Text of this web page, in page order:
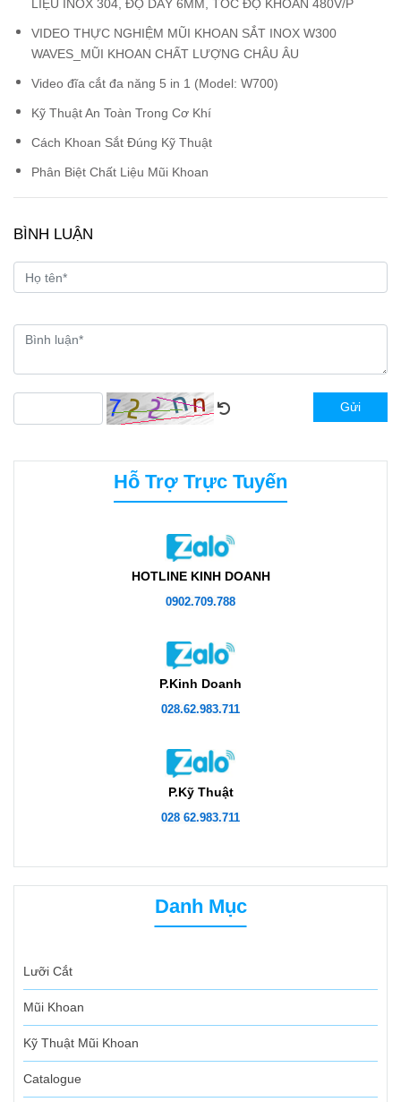
LIỆU INOX 304, ĐỘ DÀY 6MM, TỐC ĐỘ KHOAN 480V/P
VIDEO THỰC NGHIỆM MŨI KHOAN SẮT INOX W300
WAVES_MŨI KHOAN CHẤT LƯỢNG CHÂU ÂU
Video đĩa cắt đa năng 5 in 1 (Model: W700)
Kỹ Thuật An Toàn Trong Cơ Khí
Cách Khoan Sắt Đúng Kỹ Thuật
Phân Biệt Chất Liệu Mũi Khoan
BÌNH LUẬN
Gửi
Hỗ Trợ Trực Tuyến
HOTLINE KINH DOANH
0902.709.788
P.Kinh Doanh
028.62.983.711
P.Kỹ Thuật
028 62.983.711
Danh Mục
Lưỡi Cắt
Mũi Khoan
Kỹ Thuật Mũi Khoan
Catalogue